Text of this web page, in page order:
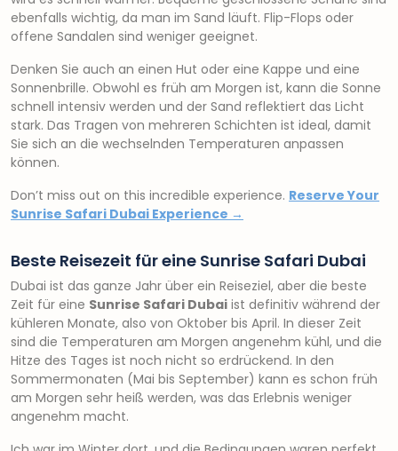
ebenfalls wichtig, da man im Sand läuft. Flip-Flops oder
offene Sandalen sind weniger geeignet.
Denken Sie auch an einen Hut oder eine Kappe und eine
Sonnenbrille. Obwohl es früh am Morgen ist, kann die Sonne
schnell intensiv werden und der Sand reflektiert das Licht
stark. Das Tragen von mehreren Schichten ist ideal, damit
Sie sich an die wechselnden Temperaturen anpassen
können.
Don’t miss out on this incredible experience. Reserve Your
Sunrise Safari Dubai Experience →
Beste Reisezeit für eine Sunrise Safari Dubai
Dubai ist das ganze Jahr über ein Reiseziel, aber die beste
Zeit für eine Sunrise Safari Dubai ist definitiv während der
kühleren Monate, also von Oktober bis April. In dieser Zeit
sind die Temperaturen am Morgen angenehm kühl, und die
Hitze des Tages ist noch nicht so erdrückend. In den
Sommermonaten (Mai bis September) kann es schon früh
am Morgen sehr heiß werden, was das Erlebnis weniger
angenehm macht.